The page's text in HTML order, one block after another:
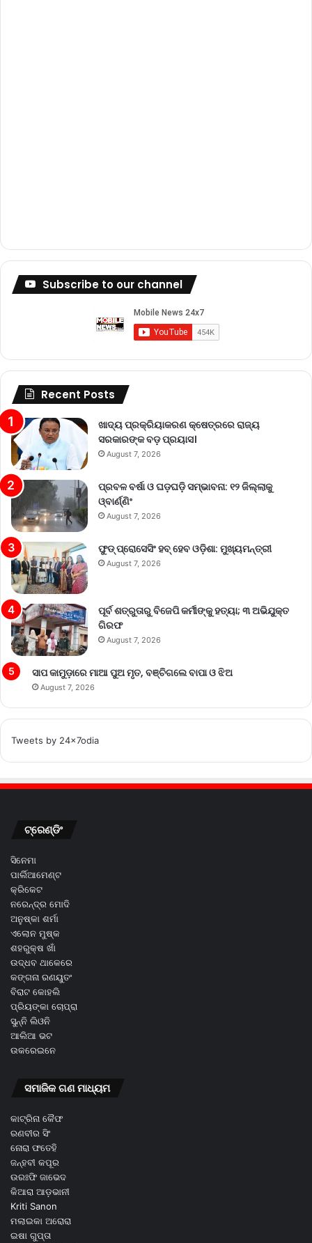
Subscribe to our channel
Recent Posts
ଖାଦ୍ୟ ପ୍ରକ୍ରିୟାକରଣ କ୍ଷେତ୍ରରେ ରାଜ୍ୟ
ସରକାରଙ୍କ ବଡ଼ ପ୍ରୟାସ।
August 7, 2026
ପ୍ରବଳ ବର୍ଷା ଓ ଘଡ଼ଘଡ଼ି ସମ୍ଭାବନା: ୧୨ ଜିଲ୍ଲାକୁ
ଓ୍ବାର୍ଣ୍ଣିଂ
August 7, 2026
ଫୁଡ୍ ପ୍ରୋସେସିଂ ହବ୍ ହେବ ଓଡ଼ିଶା: ମୁଖ୍ୟମନ୍ତ୍ରୀ
August 7, 2026
ପୂର୍ବ ଶତ୍ରୁତାରୁ ବିଜେପି କର୍ମୀଙ୍କୁ ହତ୍ୟା; ୩ ଅଭିଯୁକ୍ତ
ଗିରଫ
August 7, 2026
ସାପ କାମୁଡ଼ାରେ ମାଆ ପୁଅ ମୃତ, ବଞ୍ଚିଗଲେ ବାପା ଓ ଝିଅ
August 7, 2026
Tweets by 24x7odia
ଟ୍ରେଣ୍ଡିଂ
ସିନେମା
ପାର୍ଲିଆମେଣ୍ଟ
କ୍ରିକେଟ
ନରେନ୍ଦ୍ର ମୋଦି
ଅନୁଷ୍କା ଶର୍ମା
ଏଲୋନ ମୁଷ୍କ
ଶହରୁକ୍ଷ ଖାଁ
ଉଦ୍ଧବ ଥାକେରେ
କଙ୍ଗନା ରଣୟୁତଂ
ବିରାଟ କୋହଲି
ପ୍ରିୟଙ୍କା ଚୋପ୍ରା
ସୁନ୍ନି ଲିଓନି
ଆଲିଆ ଭଟ
ଉକରେଇନେ
ସମାଜିକ ଗଣ ମାଧ୍ୟମ
କାଟ୍ରିନା କୈଫ
ରଣବୀର ସିଂ
ନୋରା ଫତେହି
ଜନ୍ହବୀ କପୂର
ଉରଃଫି ଜାଭେଦ
କିଆରା ଆଡ଼ଭାନୀ
Kriti Sanon
ମଲାଇକା ଅରୋରା
ଇଷା ଗୁପ୍ତା